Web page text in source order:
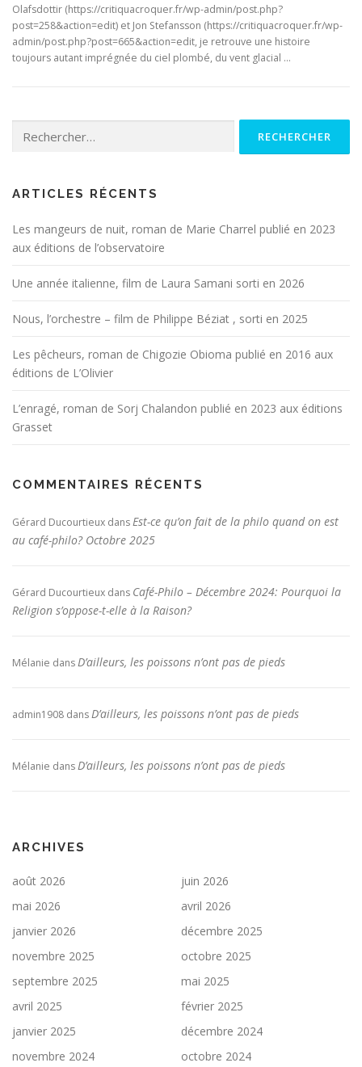
Olafsdottir (https://critiquacroquer.fr/wp-admin/post.php?
post=258&action=edit) et Jon Stefansson (https://critiquacroquer.fr/wp-
admin/post.php?post=665&action=edit, je retrouve une histoire
toujours autant imprégnée du ciel plombé, du vent glacial …
ARTICLES RÉCENTS
Les mangeurs de nuit, roman de Marie Charrel publié en 2023
aux éditions de l’observatoire
Une année italienne, film de Laura Samani sorti en 2026
Nous, l’orchestre – film de Philippe Béziat , sorti en 2025
Les pêcheurs, roman de Chigozie Obioma publié en 2016 aux
éditions de L’Olivier
L’enragé, roman de Sorj Chalandon publié en 2023 aux éditions
Grasset
COMMENTAIRES RÉCENTS
Gérard Ducourtieux dans Est-ce qu’on fait de la philo quand on est
au café-philo? Octobre 2025
Gérard Ducourtieux dans Café-Philo – Décembre 2024: Pourquoi la
Religion s’oppose-t-elle à la Raison?
Mélanie dans D’ailleurs, les poissons n’ont pas de pieds
admin1908 dans D’ailleurs, les poissons n’ont pas de pieds
Mélanie dans D’ailleurs, les poissons n’ont pas de pieds
ARCHIVES
août 2026
juin 2026
mai 2026
avril 2026
janvier 2026
décembre 2025
novembre 2025
octobre 2025
septembre 2025
mai 2025
avril 2025
février 2025
janvier 2025
décembre 2024
novembre 2024
octobre 2024